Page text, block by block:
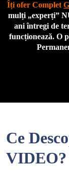
Îți ofer Complet
mulți „experți”
ani întregi de
funcționează. O
Ce
VIDEO?